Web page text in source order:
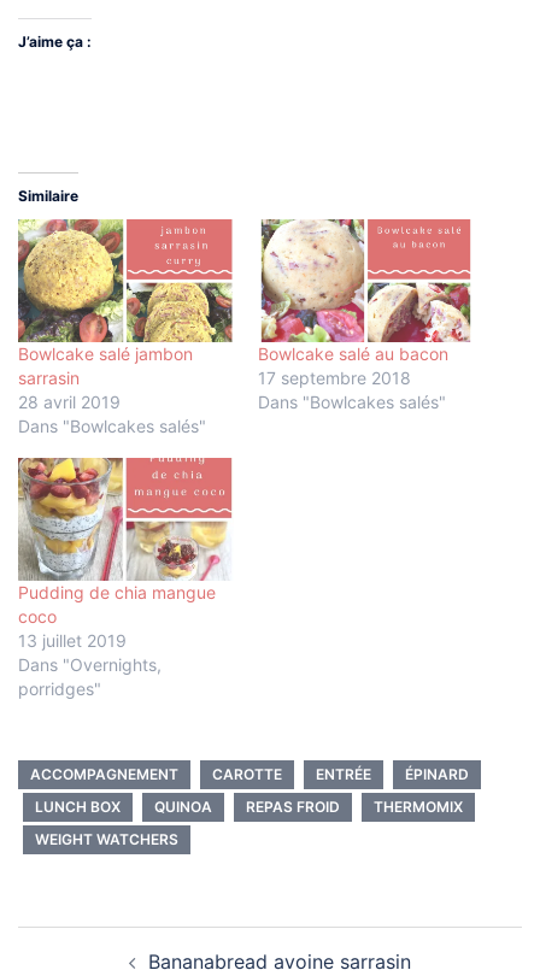
J’aime ça :
Similaire
Bowlcake salé jambon
sarrasin
28 avril 2019
Dans "Bowlcakes salés"
Bowlcake salé au bacon
17 septembre 2018
Dans "Bowlcakes salés"
Pudding de chia mangue
coco
13 juillet 2019
Dans "Overnights,
porridges"
ACCOMPAGNEMENT CAROTTE ENTRÉE
ÉPINARD
LUNCH BOX
QUINOA REPAS FROID
THERMOMIX
WEIGHT WATCHERS
Bananabread avoine sarrasin